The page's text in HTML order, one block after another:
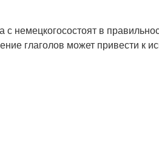
немецкогосостоят в
глаголов может привести к